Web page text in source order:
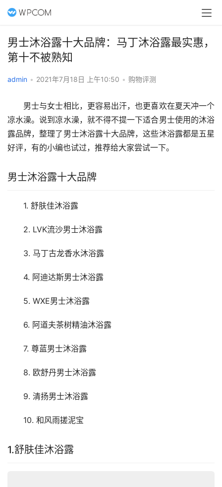
男士沐浴露十大品牌：马丁沐浴露最实惠，
第十不被熟知
admin • 2021年7月18日 上午10:50 • 购物评测
男士与女士相比，更容易出汗，也更喜欢在夏天冲一个
凉水澡。说到凉水澡，就不得不提一下适合男士使用的沐浴
露品牌，整理了男士沐浴露十大品牌，这些沐浴露都是五星
好评，有的小编也试过，推荐给大家尝试一下。
男士沐浴露十大品牌
1. 舒肤佳沐浴露
2. LVK流沙男士沐浴露
3. 马丁古龙香水沐浴露
4. 阿迪达斯男士沐浴露
5. WXE男士沐浴露
6. 阿道夫茶树精油沐浴露
7. 尊蓝男士沐浴露
8. 欧舒丹男士沐浴露
9. 清扬男士沐浴露
10. 和风雨搓泥宝
1.舒肤佳沐浴露